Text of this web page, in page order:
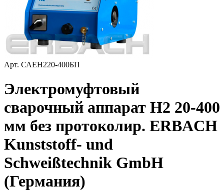
Арт. САЕН220-400БП
Электромуфтовый
сварочный аппарат H2 20-400
мм без протоколир. ERBACH
Kunststoff- und
Schweißtechnik GmbH
(Германия)